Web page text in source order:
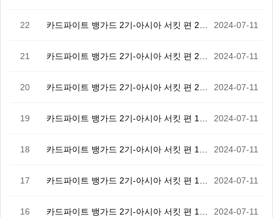
22 2024-07-11
21 2024-07-11
20 2024-07-11
19 2024-07-11
18 2024-07-11
17 2024-07-11
16 2024-07-11